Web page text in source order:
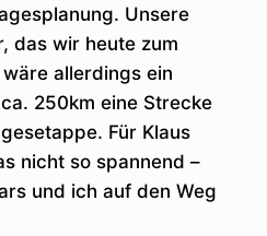
Unsere
das wir heute zum
allerdings ein
250km eine Strecke
Für Klaus
nicht so spannend –
und ich auf den Weg